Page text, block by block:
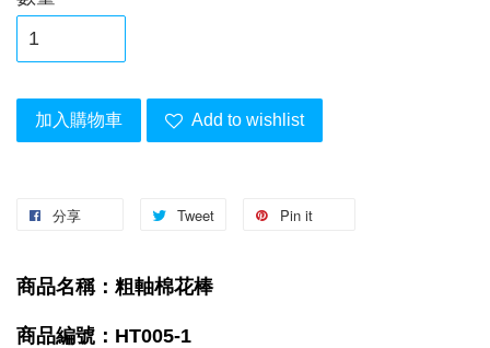
加入購物車 Add to wishlist
分享 Tweet Pin it
商品名稱：粗軸棉花棒
商品編號：HT005-1